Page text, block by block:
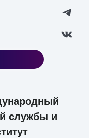
службы и